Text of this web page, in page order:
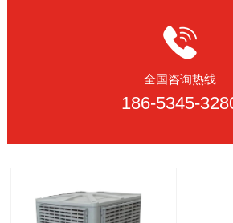
全国咨询热线
186-5345-